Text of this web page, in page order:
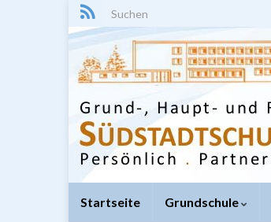
Search for:
Startseite Grundschule